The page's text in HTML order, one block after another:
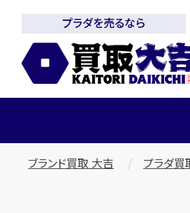
プラダを売るなら
ブランド買取 大吉 プラダ買